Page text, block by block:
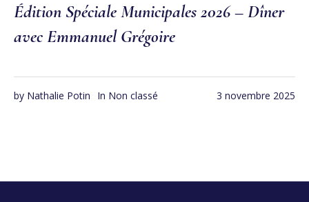
Édition Spéciale Municipales 2026 – Dîner
avec Emmanuel Grégoire
3 novembre 2025
by Nathalie Potin In Non classé